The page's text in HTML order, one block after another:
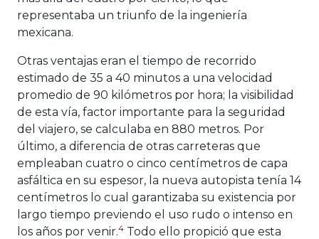
representaba un triunfo de la ingeniería
mexicana.
Otras ventajas eran el tiempo de recorrido
estimado de 35 a 40 minutos a una velocidad
promedio de 90 kilómetros por hora; la visibilidad
de esta vía, factor importante para la seguridad
del viajero, se calculaba en 880 metros. Por
último, a diferencia de otras carreteras que
empleaban cuatro o cinco centímetros de capa
asfáltica en su espesor, la nueva autopista tenía 14
centímetros lo cual garantizaba su existencia por
largo tiempo previendo el uso rudo o intenso en
los años por venir.4 Todo ello propició que esta